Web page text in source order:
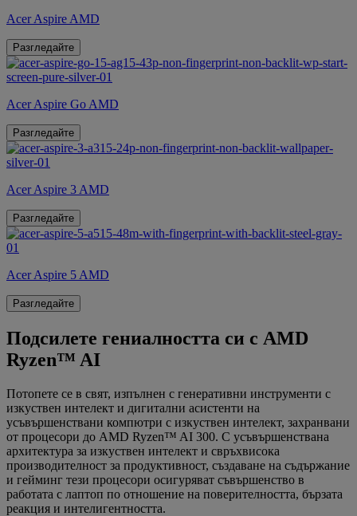
Acer Aspire AMD
Разгледайте
Acer Aspire Go AMD
Разгледайте
Acer Aspire 3 AMD
Разгледайте
Acer Aspire 5 AMD
Разгледайте
Подсилете гениалността си с AMD
Ryzen™ AI
Потопете се в свят, изпълнен с генеративни инструменти с
изкуствен интелект и дигитални асистенти на
усъвършенствани компютри с изкуствен интелект, захранвани
от процесори до AMD Ryzen™ AI 300. С усъвършенствана
архитектура за изкуствен интелект и свръхвисока
производителност за продуктивност, създаване на съдържание
и гейминг тези процесори осигуряват съвършенство в
работата с лаптоп по отношение на поверителността, бързата
реакция и интелигентността.